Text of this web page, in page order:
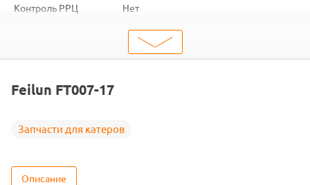
Контроль РРЦ
Нет
2000000050157
Запчасти для судомоделей
Подходит
Feilun FT007-17
Запчасти для катеров
Описание